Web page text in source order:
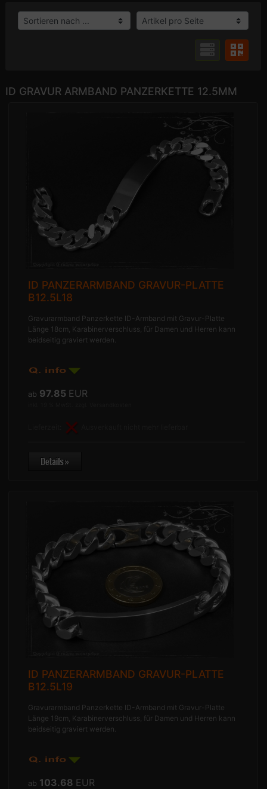
ID GRAVUR ARMBAND PANZERKETTE 12.5MM
ID PANZERARMBAND GRAVUR-PLATTE
B12.5L18
Gravurarmband Panzerkette ID-Armband mit Gravur-Platte
Länge 18cm, Karabinerverschluss, für Damen und Herren kann
beidseitig graviert werden.
ab 97.85 EUR
ID PANZERARMBAND GRAVUR-PLATTE
B12.5L19
Gravurarmband Panzerkette ID-Armband mit Gravur-Platte
Länge 19cm, Karabinerverschluss, für Damen und Herren kann
beidseitig graviert werden.
ab 103.68 EUR